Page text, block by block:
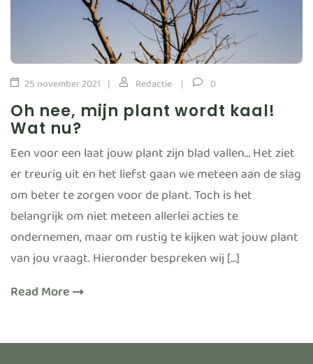
25 november 2021 Redactie 0
Oh nee, mijn plant wordt kaal!
Wat nu?
Een voor een laat jouw plant zijn blad vallen… Het ziet
er treurig uit en het liefst gaan we meteen aan de slag
om beter te zorgen voor de plant. Toch is het
belangrijk om niet meteen allerlei acties te
ondernemen, maar om rustig te kijken wat jouw plant
van jou vraagt. Hieronder bespreken wij […]
Read More